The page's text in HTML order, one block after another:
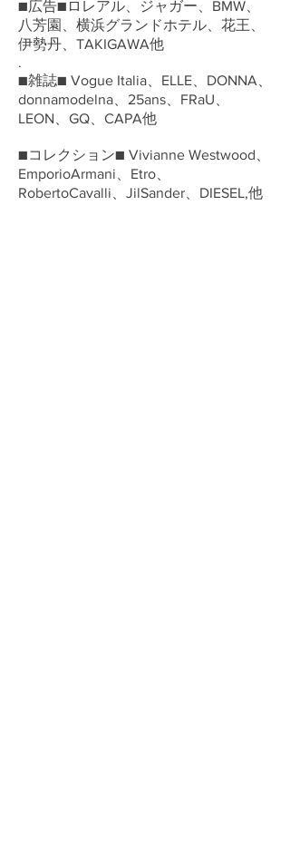
■広告■ロレアル、ジャガー、BMW、
八芳園、横浜グランドホテル、花王、
伊勢丹、TAKIGAWA他
.
■雑誌■ Vogue Italia、ELLE、DONNA、
donnamodelna、25ans、FRaU、
LEON、GQ、CAPA他
■コレクション■ Vivianne Westwood、
EmporioArmani、Etro、
RobertoCavalli、JilSander、DIESEL,他